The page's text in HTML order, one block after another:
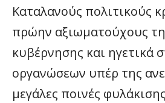
Καταλανούς πολιτικούς
πρώην αξιωματούχους
κυβέρνησης και ηγετικά
οργανώσεων υπέρ της
μεγάλες ποινές